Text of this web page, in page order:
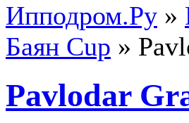
Ипподром.Ру »
Баян Cup »
Pavlodar